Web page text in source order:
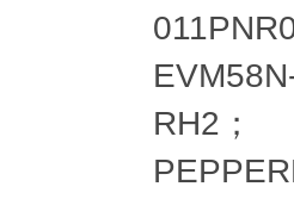
RH2；